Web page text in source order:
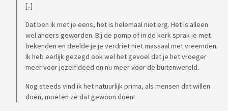
[..]
Dat ben ik met je eens, het is helemaal niet erg. Het is alleen
wel anders geworden. Bij de pomp of in de kerk sprak je met
bekenden en deelde je je verdriet niet massaal met vreemden.
Ik heb eerlijk gezegd ook wel het gevoel dat je het vroeger
meer voor jezelf deed en nu meer voor de buitenwereld.
Nog steeds vind ik het natuurlijk prima, als mensen dat willen
doen, moeten ze dat gewoon doen!